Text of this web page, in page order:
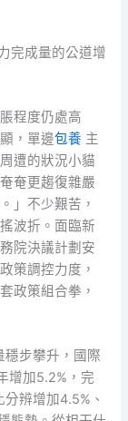
完成量的公道增
程度仍處高
，單邊包養 主
遭的狀況小貓
奄更趨復雜嚴
」不少艱苦，
波折。面臨新
院決議計劃安
策調控力度，
政策組合拳，
步攀升，國際
增加5.2%，完
辨增加4.5%、